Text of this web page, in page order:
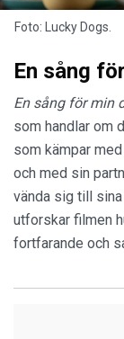
Foto: Lucky Dogs.
En sång
En sång för min
som handlar om
som kämpar
och med sin
vända sig till
utforskar filmen
fortfarande och